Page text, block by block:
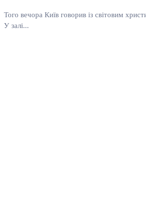
Того вечора Київ говорив із світовим
У залі...